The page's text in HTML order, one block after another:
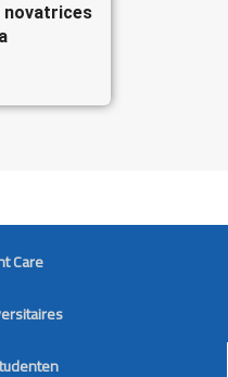
novatrices
Care